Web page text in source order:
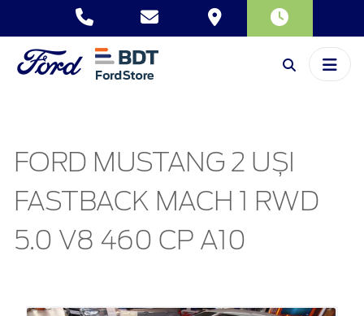
FORD MUSTANG 2 UȘI
FASTBACK MACH 1 RWD
5.0 V8 460 CP A10